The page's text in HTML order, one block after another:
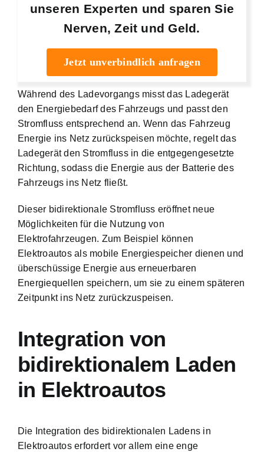
unseren Experten und sparen Sie
Nerven, Zeit und Geld.
Jetzt unverbindlich anfragen
Während des Ladevorgangs misst das Ladegerät
den Energiebedarf des Fahrzeugs und passt den
Stromfluss entsprechend an. Wenn das Fahrzeug
Energie ins Netz zurückspeisen möchte, regelt das
Ladegerät den Stromfluss in die entgegengesetzte
Richtung, sodass die Energie aus der Batterie des
Fahrzeugs ins Netz fließt.
Dieser bidirektionale Stromfluss eröffnet neue
Möglichkeiten für die Nutzung von
Elektrofahrzeugen. Zum Beispiel können
Elektroautos als mobile Energiespeicher dienen und
überschüssige Energie aus erneuerbaren
Energiequellen speichern, um sie zu einem späteren
Zeitpunkt ins Netz zurückzuspeisen.
Integration von
bidirektionalem Laden
in Elektroautos
Die Integration des bidirektionalen Ladens in
Elektroautos erfordert vor allem eine enge